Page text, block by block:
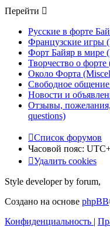
Перейти
Русские в форте
Французские игры
Форт Байяр в мире
Творчество о
Около Форта
Свободное общение
Новости и
Отзывы,
questions)
Список форумов
Часовой пояс:
Удалить cookies
Style developer by forum,
Создано на основе phpBB
Конфиденциальность |